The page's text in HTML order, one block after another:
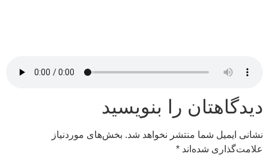
دیدگاهتان را بنویسید
نشانی ایمیل شما منتشر نخواهد شد. بخش‌های موردنیاز
علامت‌گذاری شده‌اند *